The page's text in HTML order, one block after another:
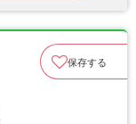
保存する